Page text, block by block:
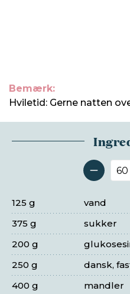
Bemærk:
Hviletid: Gerne natten
vand
125 g
sukker
375 g
200 g
dansk,
250 g
mandler
400 g